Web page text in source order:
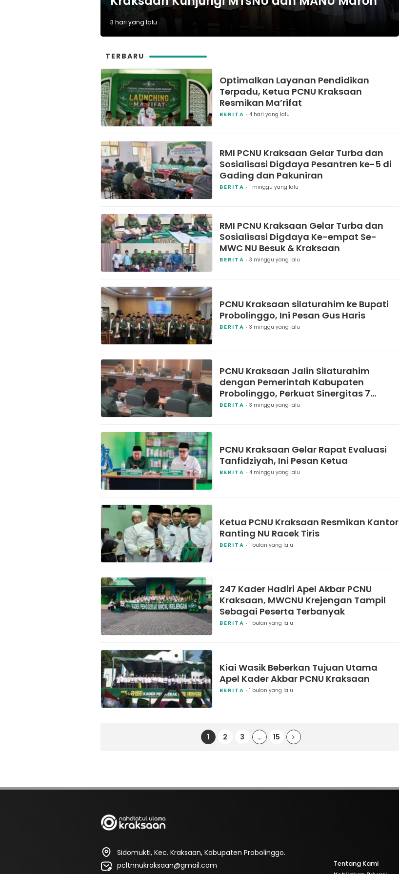
3 hari yang lalu
TERBARU
Optimalkan Layanan Pendidikan
Terpadu, Ketua PCNU Kraksaan
Resmikan Ma’rifat
BERITA 4 hari yang lalu
RMI PCNU Kraksaan Gelar Turba dan
Sosialisasi Digdaya Pesantren ke-5 di
Gading dan Pakuniran
BERITA 1 minggu yang lalu
RMI PCNU Kraksaan Gelar Turba dan
Sosialisasi Digdaya Ke-empat Se-
MWC NU Besuk & Kraksaan
BERITA 3 minggu yang lalu
PCNU Kraksaan silaturahim ke Bupati
Probolinggo, Ini Pesan Gus Haris
BERITA 3 minggu yang lalu
PCNU Kraksaan Jalin Silaturahim
dengan Pemerintah Kabupaten
Probolinggo, Perkuat Sinergitas 7
Program
BERITA 3 minggu yang lalu
PCNU Kraksaan Gelar Rapat Evaluasi
Tanfidziyah, Ini Pesan Ketua
BERITA 4 minggu yang lalu
Ketua PCNU Kraksaan Resmikan Kantor
Ranting NU Racek Tiris
BERITA 1 bulan yang lalu
247 Kader Hadiri Apel Akbar PCNU
Kraksaan, MWCNU Krejengan Tampil
Sebagai Peserta Terbanyak
BERITA 1 bulan yang lalu
Kiai Wasik Beberkan Tujuan Utama
Apel Kader Akbar PCNU Kraksaan
BERITA 1 bulan yang lalu
1 2 3 … 15
Sidomukti, Kec. Kraksaan, Kabupaten Probolinggo.
pcltnnukraksaan@gmail.com
Tentang Kami